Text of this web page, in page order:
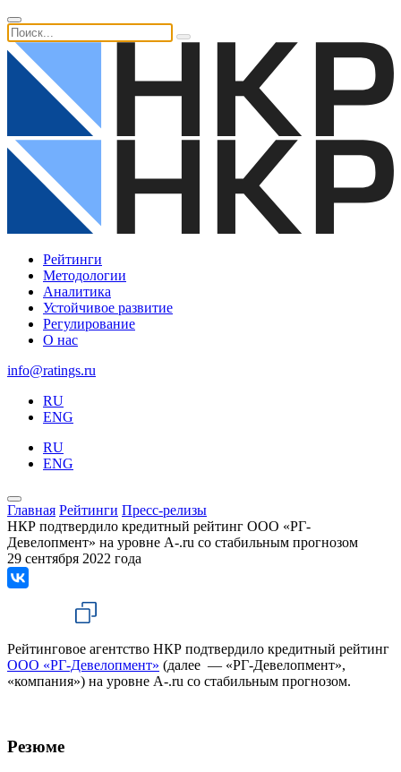
Рейтинги
Методологии
Аналитика
Устойчивое развитие
Регулирование
О нас
info@ratings.ru
RU
ENG
RU
ENG
Главная Рейтинги Пресс-релизы
НКР подтвердило кредитный рейтинг ООО «РГ-
Девелопмент» на уровне A-.ru со стабильным прогнозом
29 сентября 2022 года
Рейтинговое агентство НКР подтвердило кредитный рейтинг
ООО «РГ-Девелопмент» (далее — «РГ-Девелопмент»,
«компания») на уровне A-.ru со стабильным прогнозом.
Резюме